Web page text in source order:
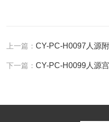
上一篇：CY-PC-H0097人源
下一篇：CY-PC-H0099人源